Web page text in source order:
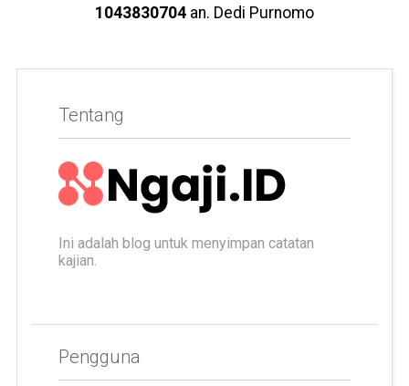
1043830704 an. Dedi Purnomo
Tentang
Ini adalah blog untuk menyimpan catatan
kajian.
Pengguna